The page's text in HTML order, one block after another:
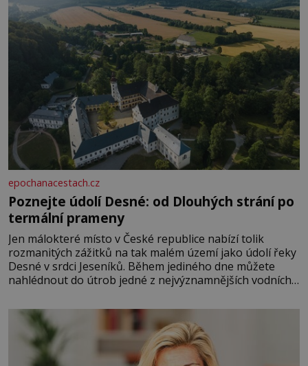
epochanacestach.cz
Poznejte údolí Desné: od Dlouhých strání po
termální prameny
Jen málokteré místo v České republice nabízí tolik
rozmanitých zážitků na tak malém území jako údolí řeky
Desné v srdci Jeseníků. Během jediného dne můžete
nahlédnout do útrob jedné z nejvýznamnějších vodních
se na koloběžce a den zakončit poznáváním památek ve
Velkých Losinách nebo v termálním